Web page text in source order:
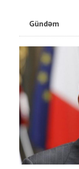
Gündəm